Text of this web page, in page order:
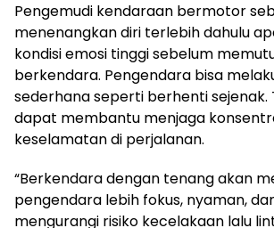
Pengemudi kendaraan bermotor
menenangkan diri terlebih dahulu
kondisi emosi tinggi sebelum
berkendara. Pengendara bisa
sederhana seperti berhenti sejenak.
dapat membantu menjaga
keselamatan di perjalanan.
“Berkendara dengan tenang akan
pengendara lebih fokus, nyaman,
mengurangi risiko kecelakaan lalu